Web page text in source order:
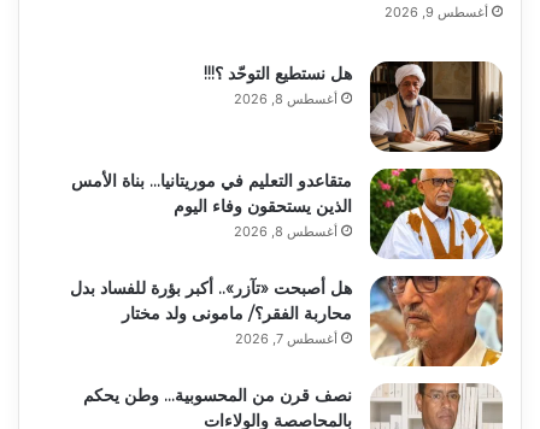
أغسطس 9, 2026
هل نستطيع التوحّد ؟!!!
أغسطس 8, 2026
متقاعدو التعليم في موريتانيا… بناة الأمس
الذين يستحقون وفاء اليوم
أغسطس 8, 2026
هل أصبحت «تآزر».. أكبر بؤرة للفساد بدل
محاربة الفقر؟/ مامونى ولد مختار
أغسطس 7, 2026
نصف قرن من المحسوبية… وطن يحكم
بالمحاصصة والولاءات